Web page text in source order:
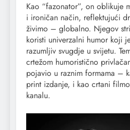
Kao “fazonator”, on oblikuje
i ironičan način, reflektujući
živimo – globalno. Njegov
koristi univerzalni humor koji
razumljiv svugdje u svijetu.
crtežom humoristično
pojavio u raznim formama –
print izdanje, i kao crtani
kanalu.